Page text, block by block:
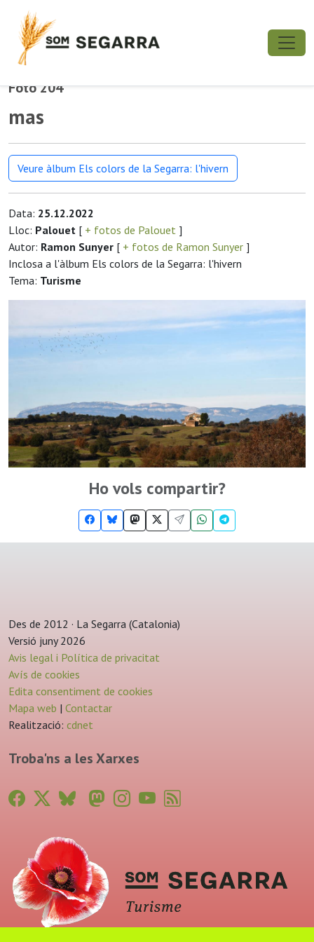
Foto 204
mas
Veure àlbum Els colors de la Segarra: l'hivern
Data: 25.12.2022
Lloc: Palouet [ + fotos de Palouet ]
Autor: Ramon Sunyer [ + fotos de Ramon Sunyer ]
Inclosa a l'àlbum Els colors de la Segarra: l'hivern
Tema: Turisme
Ho vols compartir?
Des de 2012 · La Segarra (Catalonia)
Versió juny 2026
Avis legal i Política de privacitat
Avís de cookies
Edita consentiment de cookies
Mapa web | Contactar
Realització: cdnet
Troba'ns a les Xarxes